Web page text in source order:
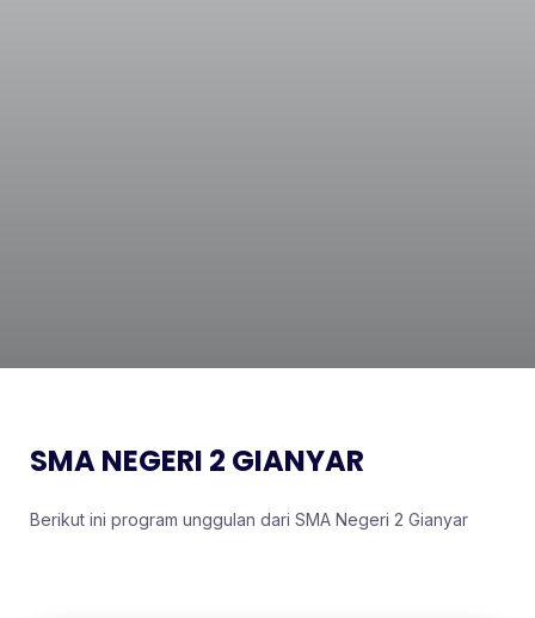
SMA NEGERI 2 GIANYAR
Berikut ini program unggulan dari SMA Negeri 2 Gianyar